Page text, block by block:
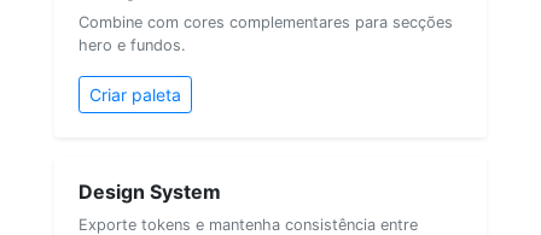
Combine com cores complementares para secções
hero e fundos.
Criar paleta
Design System
Exporte tokens e mantenha consistência entre